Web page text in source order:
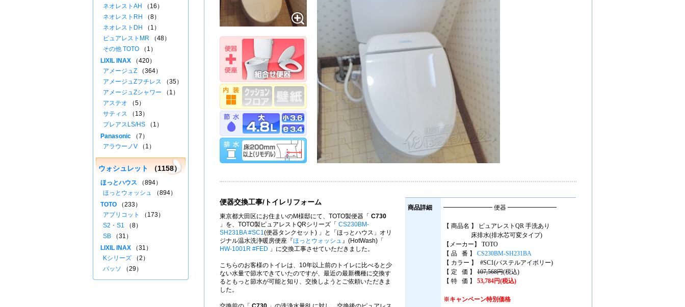
便器交換工事/トイレリフォーム
東京都大田区にお住まいのM様邸にて、TOTO製便器「 C730
」を、TOTO製ピュアレストQRシリーズ「 CS230BM-
SH231BA #SC1(便器タンクセット) 」と「ほっとハウス」オリ
ジナル温水洗浄暖房便座『ほっとウォッシュ』(HotWash)「
HW-1001R #FED 」に交換工事させていただきました。
こちらのお客様のトイレは、10年以上前のトイレに比べると少
ない水量で節水できていたのですが、最近の最新機種に交換す
るともっと節水が可能と知り、交換しようとご依頼いただきま
した。
商品詳細 ━━━━━━━━ 便器 ━━━━━━━━
【 商品名 】 ピュアレストQR 手洗あり
床排水(排水芯可変タイプ)
【メーカー】 TOTO
【 品 番 】 CS230BM-SH231BA
【 カラー 】 #SC1(パステルアイボリー)
【 定 価 】 107,568円(税込)
【 特 価 】 53,784円(税込)
※キャンペーン特別価格
ネオレストAH
（16）
ネオレストRH
（8）
ネオレストDH
（1）
ピュアレストMR （48）
その他 TOTO （1）
LIXIL INAX （420）
アメージュZ （364）
アメージュZフチレス （35）
アメージュZシャワー （1）
アステオ （5）
サティス （13）
プレアスLS/HS （1）
Panasonic （7）
アラウーノV （1）
ウォシュレット （1158）
ほっとハウス （894）
ほっとウォッシュ （894）
TOTO （233）
アプリコット
（173）
S2・S1 （8）
SB （31）
LIXIL INAX （31）
Kシリーズ （2）
パッソ （29）